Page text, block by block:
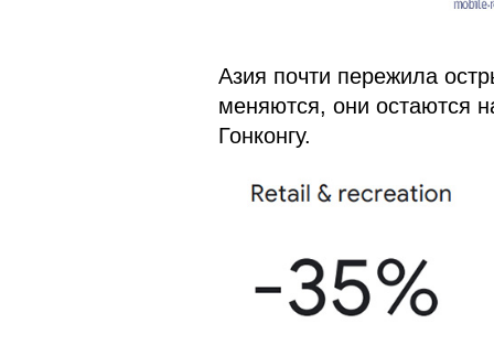
Азия почти пережила
меняются, они остаются
Гонконгу.